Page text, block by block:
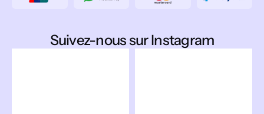
Suivez-nous sur Instagram